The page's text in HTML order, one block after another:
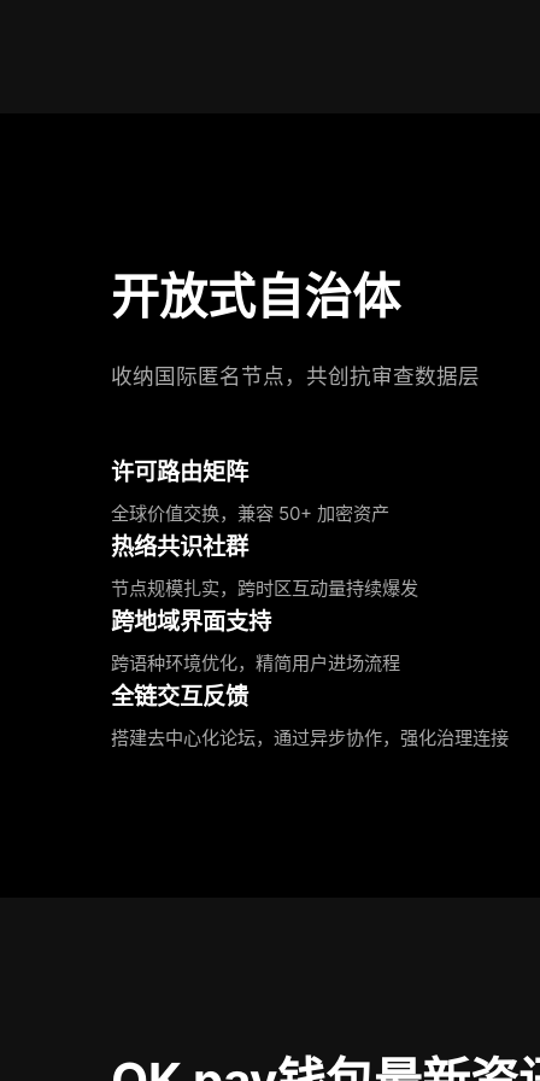
开放式自治体
收纳国际匿名节点，共创抗审查数据层
许可路由矩阵
全球价值交换，兼容 50+ 加密资产
热络共识社群
节点规模扎实，跨时区互动量持续爆发
跨地域界面支持
跨语种环境优化，精简用户进场流程
全链交互反馈
搭建去中心化论坛，通过异步协作，强化治理连接